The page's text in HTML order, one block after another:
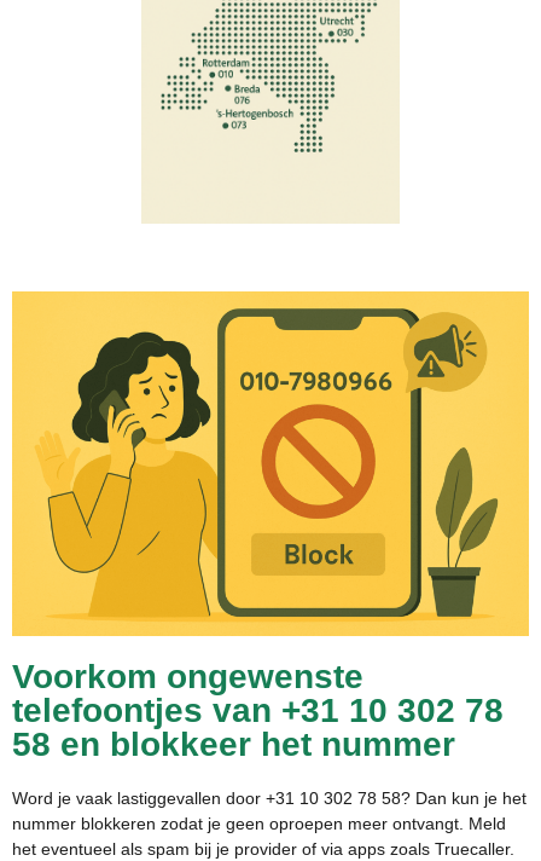
Voorkom ongewenste
telefoontjes van +31 10 302 78
58 en blokkeer het nummer
Word je vaak lastiggevallen door +31 10 302 78 58? Dan kun je het
nummer blokkeren zodat je geen oproepen meer ontvangt. Meld
het eventueel als spam bij je provider of via apps zoals Truecaller.